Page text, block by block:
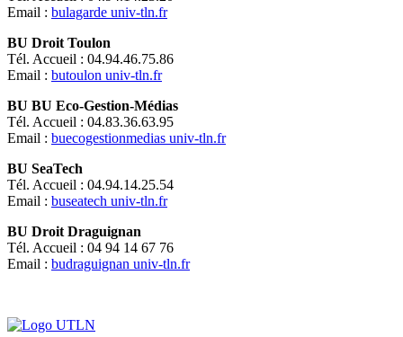
Email : bulagarde univ-tln.fr
BU Droit Toulon
Tél. Accueil : 04.94.46.75.86
Email : butoulon univ-tln.fr
BU BU Eco-Gestion-Médias
Tél. Accueil : 04.83.36.63.95
Email : buecogestionmedias univ-tln.fr
BU SeaTech
Tél. Accueil : 04.94.14.25.54
Email : buseatech univ-tln.fr
BU Droit Draguignan
Tél. Accueil : 04 94 14 67 76
Email : budraguignan univ-tln.fr